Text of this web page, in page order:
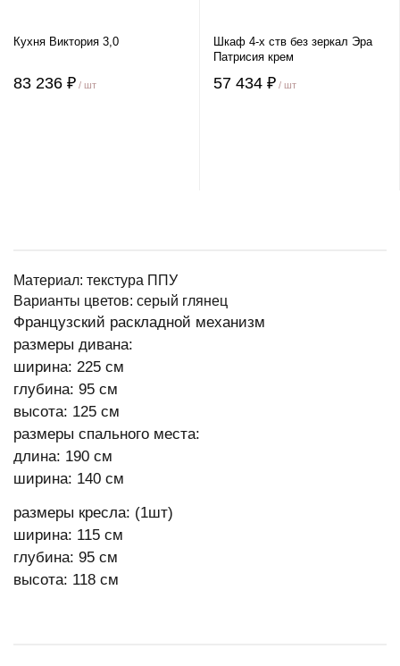
Кухня Виктория 3,0
83 236 ₽ / шт
Шкаф 4-х ств без зеркал Эра
Патрисия крем
57 434 ₽ / шт
Материал: текстура ППУ
Варианты цветов: серый глянец
Французский раскладной механизм
размеры дивана:
ширина: 225 см
глубина: 95 см
высота: 125 см
размеры спального места:
длина: 190 см
ширина: 140 см
размеры кресла: (1шт)
ширина: 115 см
глубина: 95 см
высота: 118 см